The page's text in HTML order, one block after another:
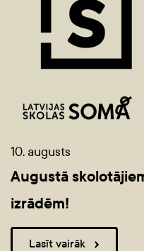
10. augusts
Augustā
izrādēm!
Lasīt vairāk